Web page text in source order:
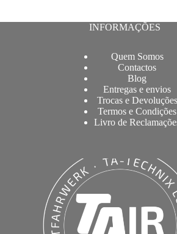
INFORMAÇÕES
Quem Somos
Contactos
Blog
Entregas e envios
Trocas e Devoluções
Termos e Condições
Livro de